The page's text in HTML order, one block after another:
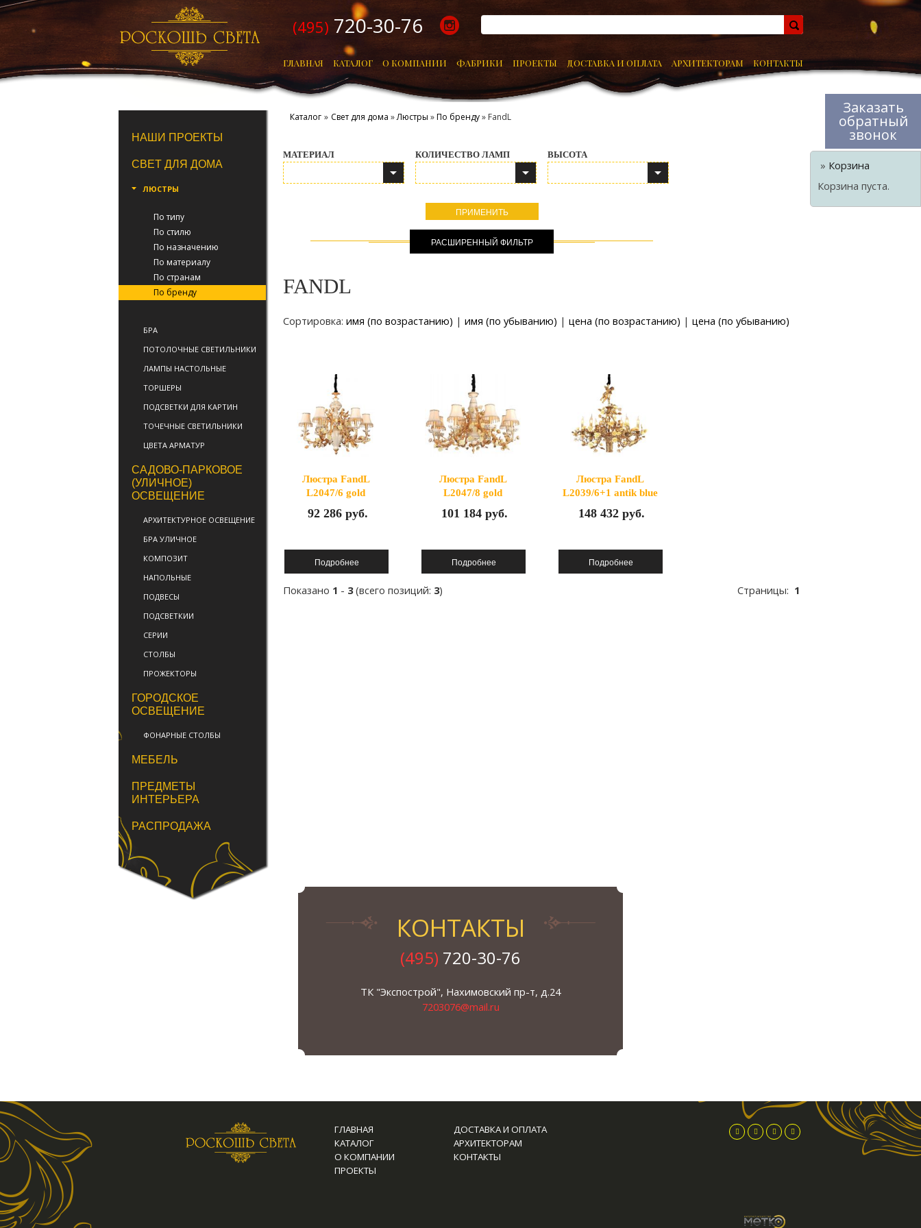
Заказать
обратный
звонок
ГЛАВНАЯ КАТАЛОГ О КОМПАНИИ ФАБРИКИ ПРОЕКТЫ ДОСТАВКА И ОПЛАТА АРХИТЕКТОРАМ КОНТАКТЫ
(495) 720-30-76
НАШИ ПРОЕКТЫ
СВЕТ ДЛЯ ДОМА
ЛЮСТРЫ
По типу
По стилю
По назначению
По материалу
По странам
По бренду
БРА
ПОТОЛОЧНЫЕ СВЕТИЛЬНИКИ
ЛАМПЫ НАСТОЛЬНЫЕ
ТОРШЕРЫ
ПОДСВЕТКИ ДЛЯ КАРТИН
ТОЧЕЧНЫЕ СВЕТИЛЬНИКИ
ЦВЕТА АРМАТУР
САДОВО-ПАРКОВОЕ
(УЛИЧНОЕ)
ОСВЕЩЕНИЕ
АРХИТЕКТУРНОЕ ОСВЕЩЕНИЕ
БРА УЛИЧНОЕ
КОМПОЗИТ
НАПОЛЬНЫЕ
ПОДВЕСЫ
ПОДСВЕТКИИ
СЕРИИ
СТОЛБЫ
ПРОЖЕКТОРЫ
ГОРОДСКОЕ
ОСВЕЩЕНИЕ
ФОНАРНЫЕ СТОЛБЫ
МЕБЕЛЬ
ПРЕДМЕТЫ
ИНТЕРЬЕРА
РАСПРОДАЖА
» Корзина
Корзина пуста.
Каталог » Свет для дома »Люстры »По бренду» FandL
МАТЕРИАЛ КОЛИЧЕСТВО ЛАМП ВЫСОТА
КОЛИЧЕСТВО ЛАМП
FANDL
Сортировка: имя (по возрастанию) | имя (по убыванию) | цена (по возрастанию) | цена (по убыванию)
Люстра FandL
L2047/6 gold
92 286 руб.
Люстра FandL
L2047/8 gold
101 184 руб.
Люстра FandL
L2039/6+1 antik blue
148 432 руб.
Страницы: 1
Показано 1 - 3(всего позиций: 3)
КОНТАКТЫ
(495) 720-30-76
ТК "Экспострой", Нахимовский пр-т, д.24
7203076@mail.ru
ГЛАВНАЯ
КАТАЛОГ
О КОМПАНИИ
ПРОЕКТЫ
ДОСТАВКА И ОПЛАТА
АРХИТЕКТОРАМ
КОНТАКТЫ